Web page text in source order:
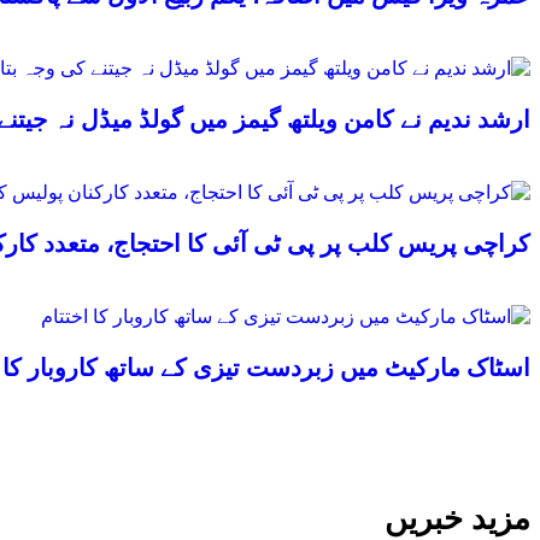
ارشد ندیم نے کامن ویلتھ گیمز میں گولڈ میڈل نہ
کراچی پریس کلب پر پی ٹی آئی کا احتجاج، متعدد
اسٹاک مارکیٹ میں زبردست تیزی کے ساتھ کاروبار کا
مزید خبریں